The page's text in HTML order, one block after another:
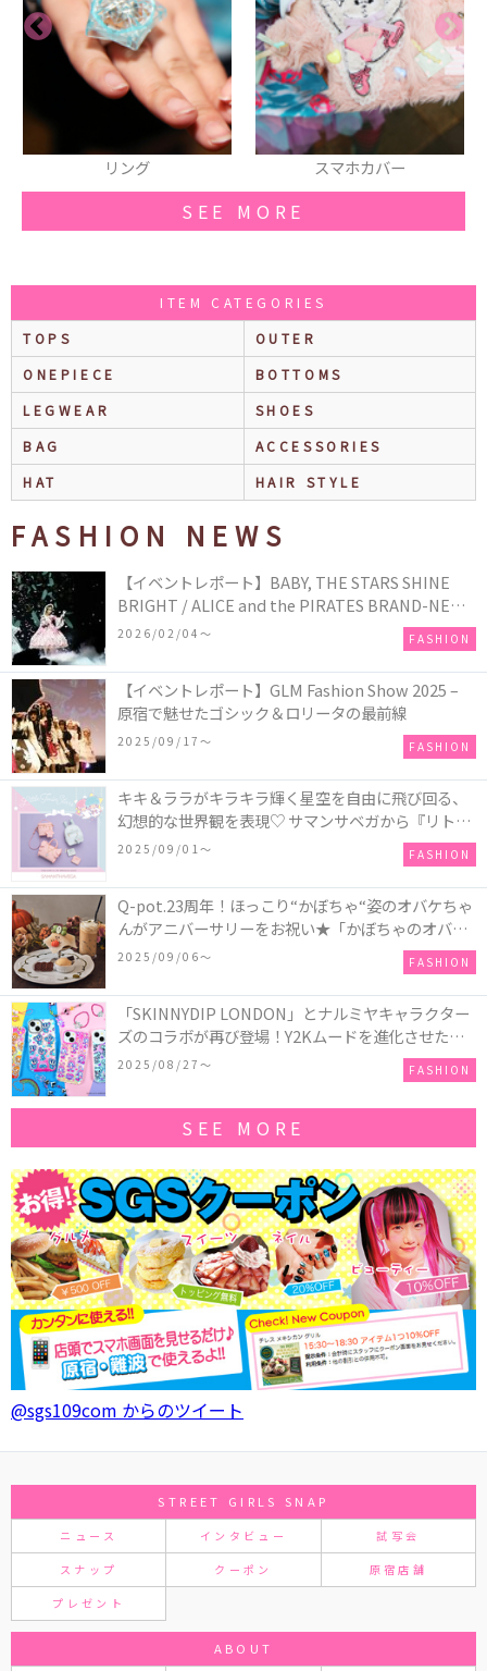
スマホカバー 缶バッヂ
SEE MORE
ITEM CATEGORIES
TOPS
OUTER
ONEPIECE
BOTTOMS
LEGWEAR
SHOES
BAG
ACCESSORIES
HAT
HAIR STYLE
FASHION NEWS
【イベントレポート】BABY, THE STARS SHINE
BRIGHT / ALICE and the PIRATES BRAND-NEW
COLLECTION in TOKYO
2026/02/04〜 FASHION
【イベントレポート】GLM Fashion Show 2025 –
原宿で魅せたゴシック＆ロリータの最前線
2025/09/17〜 FASHION
キキ＆ララがキラキラ輝く星空を自由に飛び回る、
幻想的な世界観を表現♡ サマンサベガから『リトル
ツインスターズ』50周年アニバーサリーイヤー』を
2025/09/01〜 FASHION
Q-pot.23周年！ほっこり“かぼちゃ“姿のオバケちゃ
んがアニバーサリーをお祝い★「かぼちゃのオバケ
ーキアクセサリー」が新発売！Q-pot CAFE.では
「かぼちゃのオバケーキプレート」も登場
2025/09/06〜 FASHION
「SKINNYDIP LONDON」とナルミヤキャラクター
ズのコラボが再び登場！Y2Kムードを進化させた新
作コレクションを発売♪
2025/08/27〜 FASHION
SEE MORE
@sgs109com からのツイート
STREET GIRLS SNAP
ニュース インタビュー 試写会
スナップ クーポン 原宿店舗
プレゼント
ABOUT